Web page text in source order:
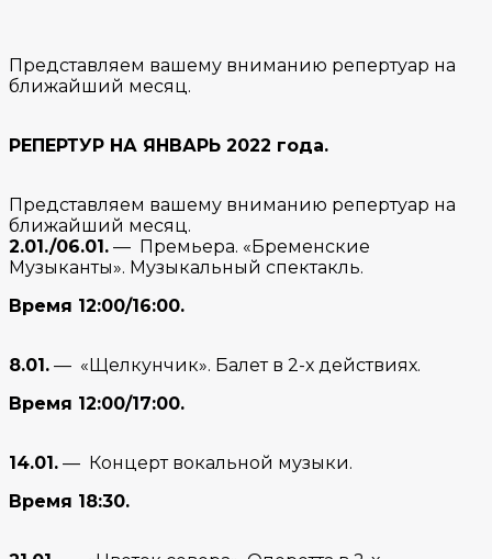
Представляем вашему вниманию репертуар на
ближайший месяц.
РЕПЕРТУР НА ЯНВАРЬ 2022 года.
Представляем вашему вниманию репертуар на
ближайший месяц.
2.01./06.01. — Премьера. «Бременские
Музыканты». Музыкальный спектакль.
Время 12:00/16:00.
8.01. — «Щелкунчик». Балет в 2-х действиях.
Время 12:00/17:00.
14.01. — Концерт вокальной музыки.
Время 18:30.